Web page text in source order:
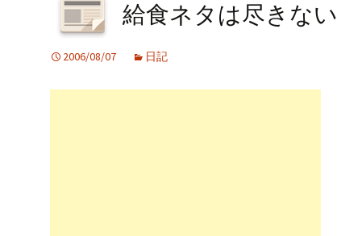
キ
プ
給食ネタは尽きない
2006/08/07 日記